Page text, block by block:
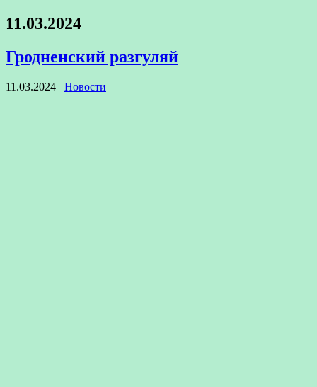
11.03.2024
Гродненский разгуляй
11.03.2024 Новости